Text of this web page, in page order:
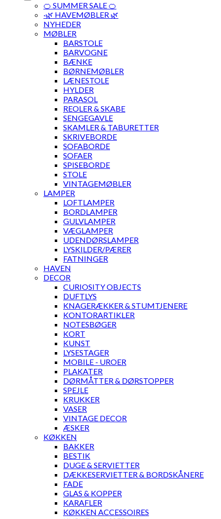
🍊 SUMMER SALE 🍊
·🌿 HAVEMØBLER 🌿
NYHEDER
MØBLER
BARSTOLE
BARVOGNE
BÆNKE
BØRNEMØBLER
LÆNESTOLE
HYLDER
PARASOL
REOLER & SKABE
SENGEGAVLE
SKAMLER & TABURETTER
SKRIVEBORDE
SOFABORDE
SOFAER
SPISEBORDE
STOLE
VINTAGEMØBLER
LAMPER
LOFTLAMPER
BORDLAMPER
GULVLAMPER
VÆGLAMPER
UDENDØRSLAMPER
LYSKILDER/PÆRER
FATNINGER
HAVEN
DECOR
CURIOSITY OBJECTS
DUFTLYS
KNAGERÆKKER & STUMTJENERE
KONTORARTIKLER
NOTESBØGER
KORT
KUNST
LYSESTAGER
MOBILE - UROER
PLAKATER
DØRMÅTTER & DØRSTOPPER
SPEJLE
KRUKKER
VASER
VINTAGE DECOR
ÆSKER
KØKKEN
BAKKER
BESTIK
DUGE & SERVIETTER
DÆKKESERVIETTER & BORDSKÅNERE
FADE
GLAS & KOPPER
KARAFLER
KØKKEN ACCESSOIRES